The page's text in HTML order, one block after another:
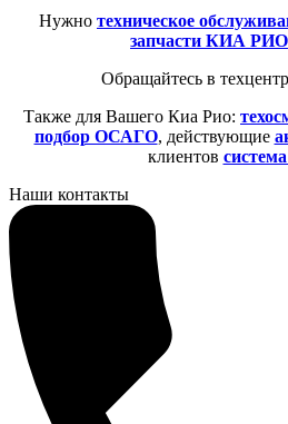
Нужно техническое
запчасти КИА РИО
Обращайтесь в
Также для Вашего Киа Рио:
подбор ОСАГО, действующие
клиентов
Наши контакты